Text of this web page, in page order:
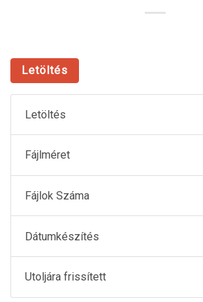
Letöltés
Letöltés
Fájlméret
Fájlok Száma
Dátumkészítés
Utoljára frissített